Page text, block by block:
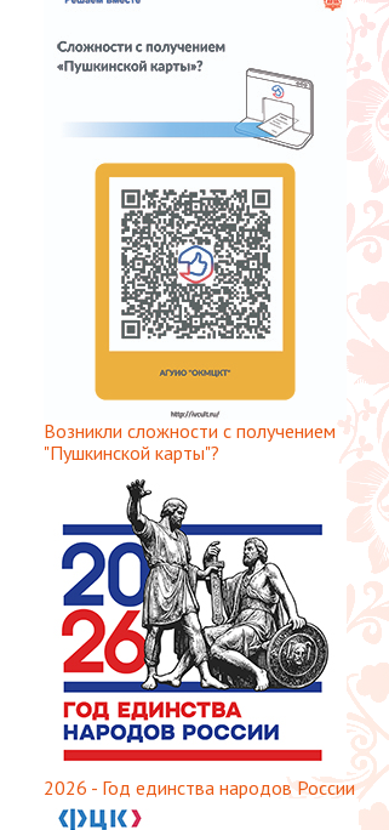
Возникли сложности с получением
"Пушкинской карты"?
2026 - Год единства народов России